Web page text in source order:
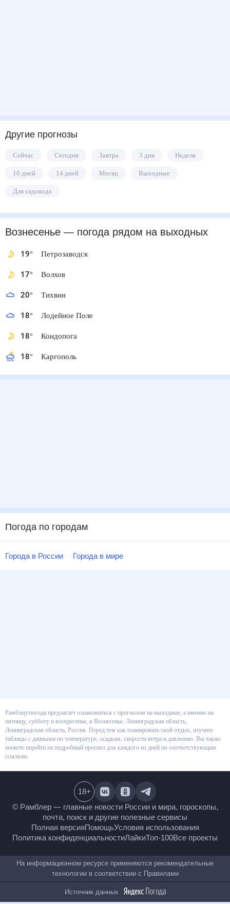
Другие прогнозы
Сейчас Сегодня Завтра 3 дня Неделя
10 дней 14 дней Месяц Выходные
Для садовода
Вознесенье — погода рядомна выходных
19° Петрозаводск
17° Волхов
20° Тихвин
18° Лодейное Поле
18° Кондопога
18° Каргополь
Погода по городам
Города в России Города в мире
Рамблер/погода предлагает ознакомиться с прогнозом на выходные, а
именно на пятницу, субботу и воскресенье, в Вознесенье, Ленинградская
область, Ленинградская область, Россия. Перед тем как планировать
свой отдых, изучите таблицы с данными по температуре, осадкам,
скорости ветра и давлению. Вы также можете перейти на подробный
прогноз для каждого из дней по соответствующим ссылкам.
© Рамблер — главные новости России и мира,
гороскопы, почта, поиск и другие полезные сервисы
Полная версияПомощьУсловия использования
Политика конфиденциальностиЛайкиТоп-100
18+
На информационном ресурсе применяются
рекомендательные технологии в соответствии сПравилами